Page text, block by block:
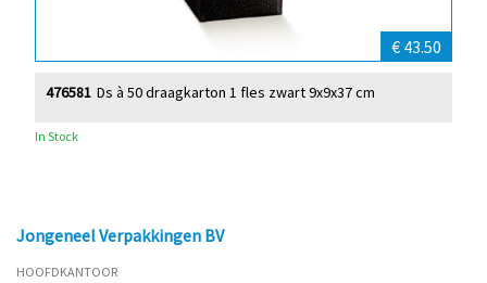
€ 43.50
Ds à 50 draagkarton 1 fles zwart 9x9x37 cm
476581
In Stock
Jongeneel Verpakkingen BV
HOOFDKANTOOR